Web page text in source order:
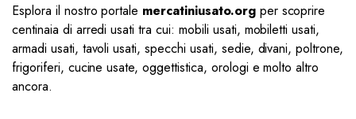
Esplora il nostro portale mercatiniusato.orgper scoprire
centinaia di arredi usati tra cui: mobili usati, mobiletti usati,
armadi usati, tavoli usati, specchi usati, sedie, divani, poltrone,
frigoriferi, cucine usate, oggettistica, orologi e molto altro
ancora.